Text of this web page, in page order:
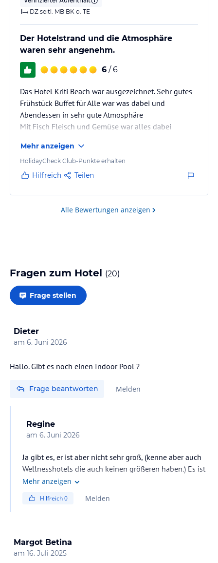
DZ seitl. MB BK o. TE
Der Hotelstrand und die Atmosphäre
waren sehr angenehm.
6 / 6
Das Hotel Kriti Beach war ausgezeichnet. Sehr gutes
Frühstück Buffet für Alle war was dabei und
Abendessen in sehr gute Atmosphäre
Mit Fisch Fleisch und Gemüse war alles dabei
War auch dabei.2 X die Woche mit Live Musik.
Hotelstrand mit Moderne Liegen (Dicke Matratze)Safe
mit code .
Kann man nur empfehlen das ganze Paket.
Mehr anzeigen
HolidayCheck Club-Punkte erhalten
Hilfreich Teilen
Alle Bewertungen anzeigen
Fragen zum Hotel (20)
Frage stellen
Dieter
am 6. Juni 2026
Hallo. Gibt es noch einen Indoor Pool ?
Frage beantworten Melden
Regine
am 6. Juni 2026
Ja gibt es, er ist aber nicht sehr groß, (kenne aber auch
Wellnesshotels die auch keinen größeren haben.) Es ist
ja primär ein Frühling/Sommer/Herbsthotel wo man
Notwendigkeit für eine große indoor Landschaft und
Mehr anzeigen
Hilfreich0 Melden
Margot Betina
am 16. Juli 2025